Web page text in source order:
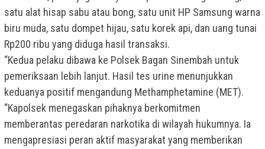
satu alat hisap sabu atau bong, satu unit HP Samsung warna
biru muda, satu dompet hijau, satu korek api, dan uang tunai
Rp200 ribu yang diduga hasil transaksi.
“Kedua pelaku dibawa ke Polsek Bagan Sinembah untuk
pemeriksaan lebih lanjut. Hasil tes urine menunjukkan
keduanya positif mengandung Methamphetamine (MET).
“Kapolsek menegaskan pihaknya berkomitmen
memberantas peredaran narkotika di wilayah hukumnya. Ia
mengapresiasi peran aktif masyarakat yang memberikan